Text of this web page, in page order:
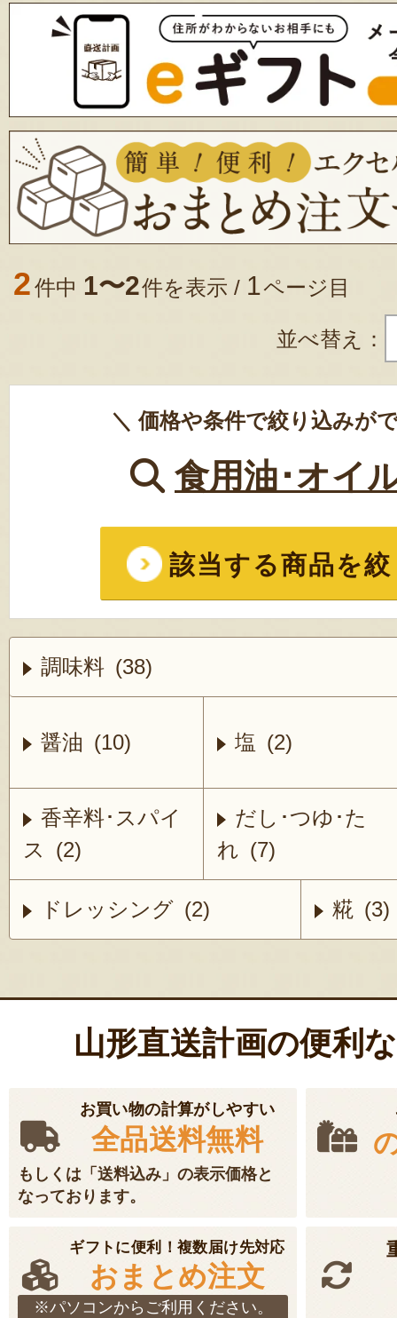
2件中 1〜2件を表示 / 1ページ目
並べ替え：
＼ 価格や条件で絞り込みが
食用油･オイ
該当する商品を
調味料 (38)
醤油 (10) 塩 (2)
香辛料･スパイ
ス (2)
だし･つゆ･た
れ (7)
ドレッシング (2) 糀 (3)
山形直送計画の便利
お買い物の計算がしやすい
全品送料無料
もしくは「送料込み」の表示価格と
なっております。
ギフトに便利！複数届け先対応
おまとめ注文
※パソコンからご利用ください。